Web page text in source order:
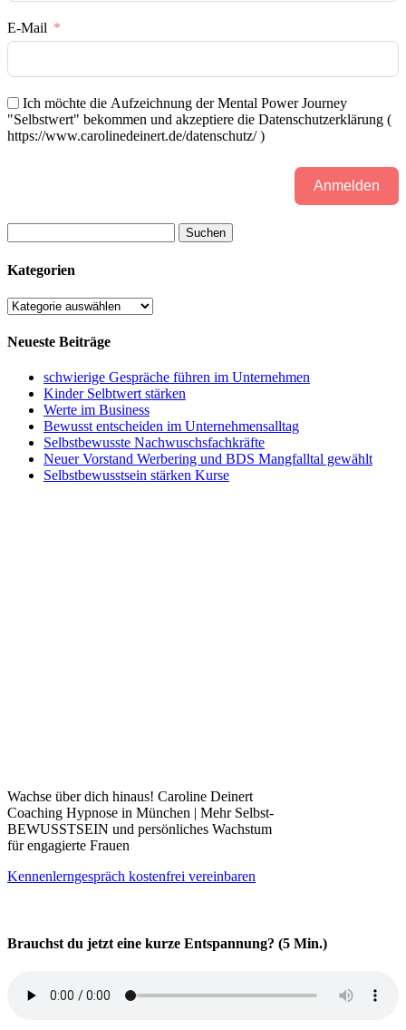
E-Mail
Ich möchte die Aufzeichnung der Mental Power Journey
"Selbstwert" bekommen und akzeptiere die Datenschutzerklärung (
https://www.carolinedeinert.de/datenschutz/ )
Anmelden
nach:
Kategorien
Kategorien
Neueste Beiträge
schwierige Gespräche führen im Unternehmen
Kinder Selbtwert stärken
Werte im Business
Bewusst entscheiden im Unternehmensalltag
Selbstbewusste Nachwuschsfachkräfte
Neuer Vorstand Werbering und BDS Mangfalltal gewählt
Selbstbewusstsein stärken Kurse
Wachse über dich hinaus! Caroline Deinert
Coaching Hypnose in München | Mehr Selbst-
BEWUSSTSEIN und persönliches Wachstum
für engagierte Frauen
Kennenlerngespräch kostenfrei vereinbaren
Brauchst du jetzt eine kurze Entspannung? (5 Min.)